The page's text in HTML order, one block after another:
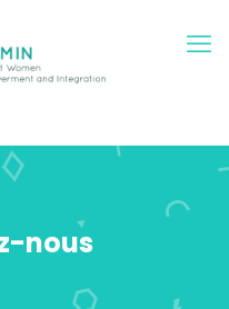
nous